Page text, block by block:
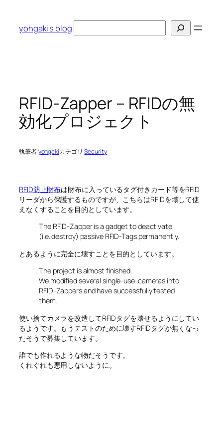
yohgaki's blog
索
RFID-Zapper – RFIDの無
効化プロジェクト
執筆者:yohgakiカテゴリ:Security
RFID防止財布は財布に入っているタグ付きカード等をRFID
リーダから保護するものですが、こちらはRFIDを壊して使
えなくすることを目的としています。
The RFID-Zapper is a gadget to deactivate
(i.e. destroy) passive RFID-Tags permanently.
とあるように完全に壊すことを目的としています。
The project is almost finished.
We modified several single-use-cameras into
RFID-Zappers and have successfully tested
them.
使い捨てカメラを改造してRFIDタグを壊せるようにしてい
るようです。もうテストのために壊すRFIDタグが無くなっ
たそうで募集しています。
誰でも作れるような物だそうです。
くれぐれも悪用しないように。